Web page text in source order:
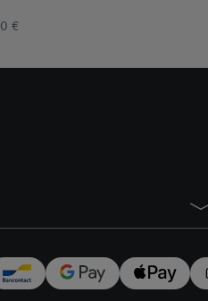
les différents arguments de
€